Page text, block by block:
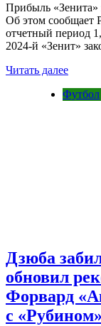
Прибыль «Зенита»
Об этом сообщает
отчетный период
2024-й «Зенит»
Читать далее
Футбол
Дзюба
обновил
Форвард
с «Рубином»